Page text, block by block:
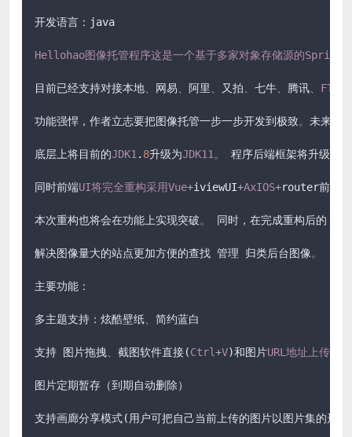
开发语言：java
Hellohao图像托管程序这是一个基于多家对象存储源的
目前已经支持对接本地 网易 阿里 又拍 七牛 腾讯 FTP
功能强悍，作者立志要把图像托管一步一步开发到极致。 未来，
底层上将目前的JDK1 . 8升级为JDK11 。 程序后端框架将升级
同时前端UI将完全重构采用Vue+iviewUI+AxIOS+router前后端
本次重构也将会在功能上实现突破。 同时，在完成重构后的，
解决图像量大的站点更加方便的查找 管理 归类后台图像。
主要功能：
多主题支持：炫酷壁纸 简约蓝白
支持 图片拖拽 截图软件直接(Ctrl+V)和图片URL地址上传
图片定期暂存（到期自动删除）
支持画廊分享模式(用户可把自己当前上传的图片以图片集的形